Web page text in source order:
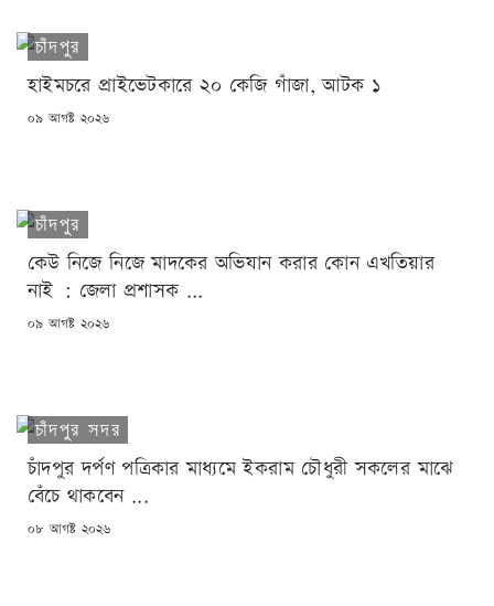
চাঁদপুর
হাইমচরে প্রাইভেটকারে ২০ কেজি গাঁজা, আটক ১
POSTED
০৯ আগষ্ট ২০২৬
চাঁদপুর
কেউ নিজে নিজে মাদকের অভিযান করার কোন এখতিয়ার
নাই : জেলা প্রশাসক ...
POSTED
০৯ আগষ্ট ২০২৬
চাঁদপুর সদর
চাঁদপুর দর্পণ পত্রিকার মাধ্যমে ইকরাম চৌধুরী সকলের মাঝে
বেঁচে থাকবেন ...
POSTED
০৮ আগষ্ট ২০২৬